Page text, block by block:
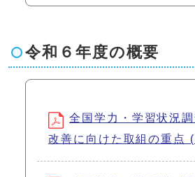
令和６年度の概要
全国学力・学習状況
改善に向けた取組の重点